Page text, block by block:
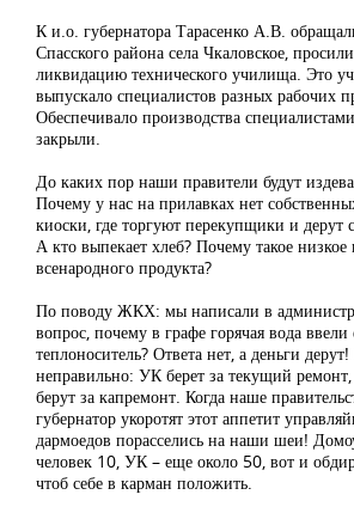
К и.о. губернатора Тарасенко А.В.
Спасского района села Чкаловское,
ликвидацию технического училища. Это
выпускало специалистов разных рабочих
Обеспечивало производства
закрыли.
До каких пор наши правители будут
Почему у нас на прилавках нет
киоски, где торгуют перекупщики и дерут
А кто выпекает хлеб? Почему такое низкое
всенародного продукта?
По поводу ЖКХ: мы написали в
вопрос, почему в графе горячая вода
теплоноситель? Ответа нет, а деньги
неправильно: УК берет за текущий
берут за капремонт. Когда наше
губернатор укоротят этот аппетит
дармоедов порасселись на наши шеи!
человек 10, УК – еще около 50, вот и
чтоб себе в карман положить.